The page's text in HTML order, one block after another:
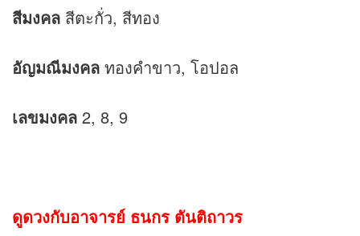
สีมงคล สีตะกั่ว, สีทอง
อัญมณีมงคล ทองคำขาว, โอปอล
เลขมงคล 2, 8, 9
ดูดวงกับอาจารย์ ธนกร ตันติถาวร